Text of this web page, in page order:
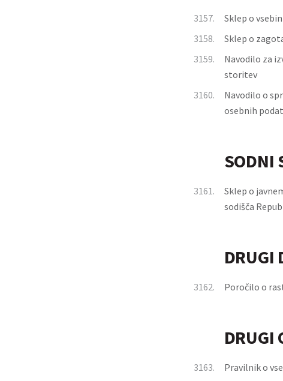
3157.
Sklep o
3158.
Sklep o
3159.
Navodilo za
storitev
3160.
Navodilo o
osebnih
SODNI
3161.
Sklep o
sodišča
DRUGI
3162. Poročilo o
DRUGI
3163.
Pravilnik o